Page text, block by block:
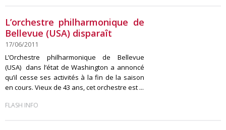
L’orchestre philharmonique de
Bellevue (USA) disparaît
17/06/2011
L’Orchestre philharmonique de Bellevue
(USA) dans l’état de Washington a annoncé
qu’il cesse ses activités à la fin de la saison
en cours. Vieux de 43 ans, cet orchestre est ...
FLASH INFO